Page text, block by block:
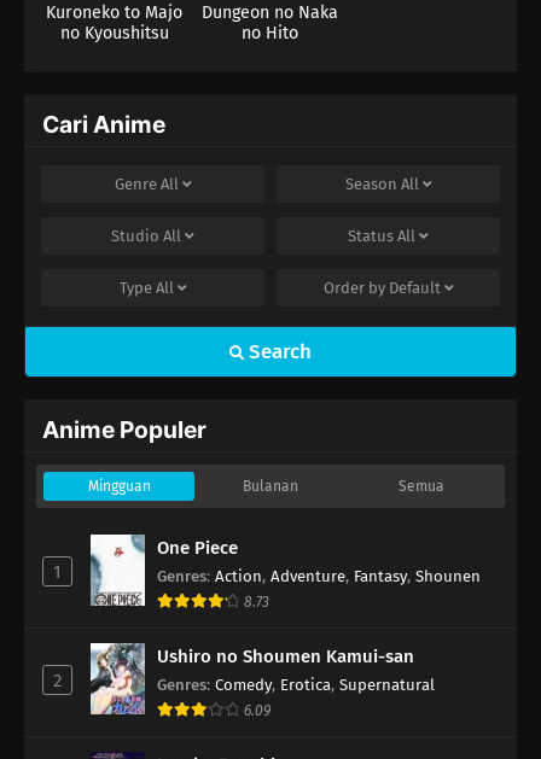
Kuroneko to Majo
no Kyoushitsu
Dungeon no Naka
no Hito
Cari Anime
Genre All Season All
Studio All Status All
Type All Order by Default
Search
Anime Populer
Mingguan Bulanan Semua
1
One Piece
Genres: Action, Adventure, Fantasy, Shounen
8.73
2
Ushiro no Shoumen Kamui-san
Genres: Comedy, Erotica, Supernatural
6.09